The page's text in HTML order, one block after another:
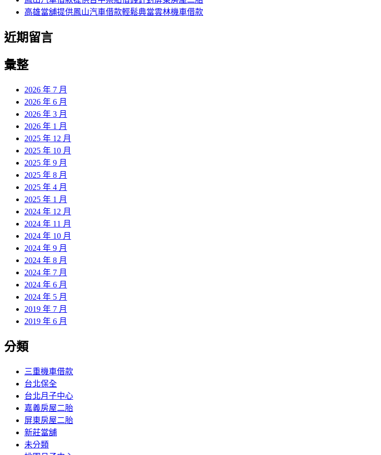
高雄當舖提供鳳山汽車借款輕鬆典當雲林機車借款
近期留言
彙整
2026 年 7 月
2026 年 6 月
2026 年 3 月
2026 年 1 月
2025 年 12 月
2025 年 10 月
2025 年 9 月
2025 年 8 月
2025 年 4 月
2025 年 1 月
2024 年 12 月
2024 年 11 月
2024 年 10 月
2024 年 9 月
2024 年 8 月
2024 年 7 月
2024 年 6 月
2024 年 5 月
2019 年 7 月
2019 年 6 月
分類
三重機車借款
台北保全
台北月子中心
嘉義房屋二胎
屏東房屋二胎
新莊當舖
未分類